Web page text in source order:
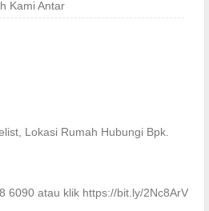
Kami Antar
Lokasi Rumah Hubungi Bpk.
6090 atau klik https://bit.ly/2Nc8ArV